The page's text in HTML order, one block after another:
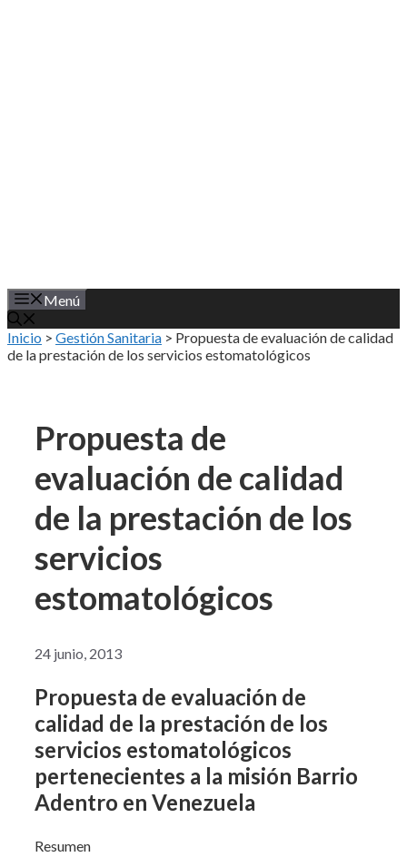
Menú
Inicio > Gestión Sanitaria > Propuesta de evaluación de calidad
de la prestación de los servicios estomatológicos
Propuesta de
evaluación de calidad
de la prestación de los
servicios
estomatológicos
24 junio, 2013
Propuesta de evaluación de
calidad de la prestación de los
servicios estomatológicos
pertenecientes a la misión Barrio
Adentro en Venezuela
Resumen